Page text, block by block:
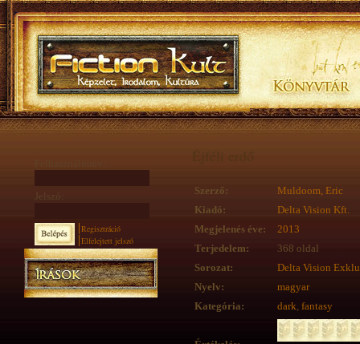
Jelszó:
Regisztráció
Elfelejtett jelszó
Éjféli erdő
Szerző:
Muldoom, Eric
Kiadó:
Delta Vision Kft.
Megjelenés éve:
2013
Terjedelem:
368 oldal
Sorozat:
Delta Vision
Nyelv:
magyar
Kategória:
dark, fantasy